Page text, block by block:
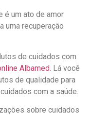
é um ato de amor
uma recuperação
de cuidados com
Albamed . Lá você
de qualidade para
com a saúde.
sobre cuidados